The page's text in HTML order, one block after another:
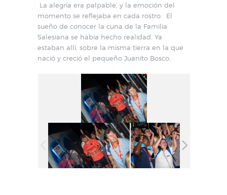
La alegría era palpable, y la emoción del
momento se reflejaba en cada rostro. El
sueño de conocer la cuna de la Familia
Salesiana se había hecho realidad. Ya
estaban allí, sobre la misma tierra en la que
nació y creció el pequeño Juanito Bosco.